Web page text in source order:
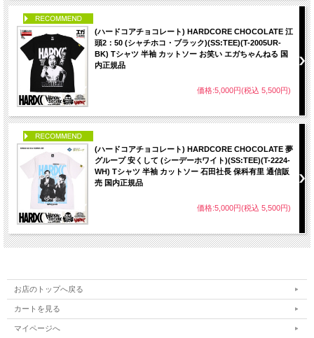
(ハードコアチョコレート) HARDCORE CHOCOLATE 江
頭2：50 (シャチホコ・ブラック)(SS:TEE)(T-2005UR-
BK) Tシャツ 半袖 カットソー お笑い エガちゃんねる 国
内正規品
価格:5,000円(税込 5,500円)
(ハードコアチョコレート) HARDCORE CHOCOLATE 夢
グループ 安くして (シーデーホワイト)(SS:TEE)(T-2224-
WH) Tシャツ 半袖 カットソー 石田社長 保科有里 通信販
売 国内正規品
価格:5,000円(税込 5,500円)
お店のトップへ戻る
カートを見る
マイページへ